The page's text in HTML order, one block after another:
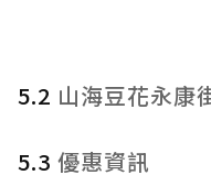
5.2 山海豆花永康
5.3 優惠資訊